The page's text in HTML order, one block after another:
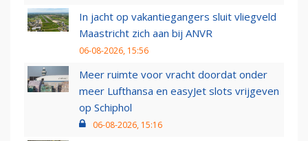
In jacht op vakantiegangers sluit vliegveld
Maastricht zich aan bij ANVR
06-08-2026, 15:56
Meer ruimte voor vracht doordat onder
meer Lufthansa en easyJet slots vrijgeven
op Schiphol
06-08-2026, 15:16